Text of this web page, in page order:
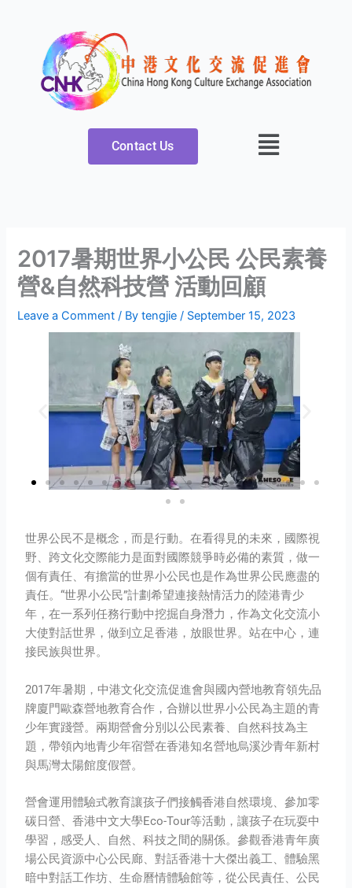
Contact Us
2017暑期世界小公民 公民素養
營&自然科技營 活動回顧
Leave a Comment / Bytengjie/ September 15, 2023
世界公民不是概念，而是行動。在看得見的未來，國際視
野、跨文化交際能力是面對國際競爭時必備的素質，做一
個有責任、有擔當的世界小公民也是作為世界公民應盡的
責任。“世界小公民”計劃希望連接熱情活力的陸港青少
年，在一系列任務行動中挖掘自身潛力，作為文化交流小
大使對話世界，做到立足香港，放眼世界。站在中心，連
接民族與世界。
2017年暑期，中港文化交流促進會與國內營地教育領先品
牌廈門歐森營地教育合作，合辦以世界小公民為主題的青
少年實踐營。兩期營會分別以公民素養、自然科技為主
題，帶領內地青少年宿營在香港知名營地烏溪沙青年新村
與馬灣太陽館度假營。
營會運用體驗式教育讓孩子們接觸香港自然環境、參加零
碳日營、香港中文大學Eco-Tour等活動，讓孩子在玩耍中
學習，感受人、自然、科技之間的關係。參觀香港青年廣
場公民資源中心公民廊、對話香港十大傑出義工、體驗黑
暗中對話工作坊、生命曆情體驗館等，從公民責任、公民